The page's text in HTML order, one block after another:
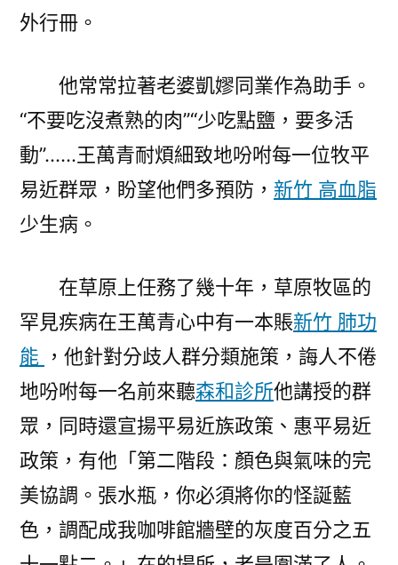
外行冊。
他常常拉著老婆凱嫪同業作為助手。
“不要吃沒煮熟的肉”“少吃點鹽，要多活
動”……王萬青耐煩細致地吩咐每一位牧平
易近群眾，盼望他們多預防， 新竹 高血脂
少生病。
在草原上任務了幾十年，草原牧區的
罕見疾病在王萬青心中有一本賬新竹 肺功
能 ，他針對分歧人群分類施策，誨人不倦
地吩咐每一名前來聽森和診所他講授的群
眾，同時還宣揚平易近族政策、惠平易近
政策，有他「第二階段：顏色與氣味的完
美協調。張水瓶，你必須將你的怪誕藍
色，調配成我咖啡館牆壁的灰度百分之五